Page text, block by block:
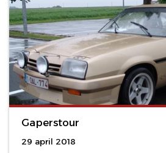
Gaperstour
29 april 2018